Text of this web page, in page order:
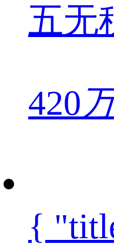
五无
420
{